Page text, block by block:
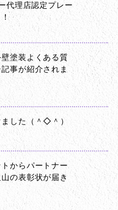
代理店認定プレー
塗装よくある質
事が紹介されま
した（＾◇＾）
からパートナー
の表彰状が届き